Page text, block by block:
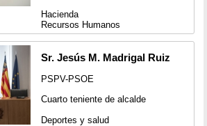
Hacienda
Recursos Humanos
Sr. Jesús M. Madrigal Ruiz
PSPV-PSOE
Cuarto teniente de alcalde
Deportes y salud